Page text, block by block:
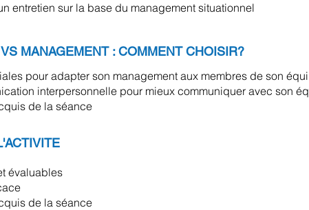
MANAGEMENT : COMMENT CHOISIR?
pour adapter son management aux membres de son
interpersonnelle pour mieux communiquer avec son
de la séance
entretien sur la base du management situationnel
évaluables
de la séance